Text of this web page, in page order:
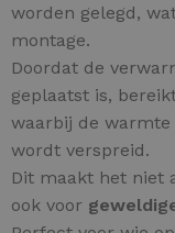
worden gelegd,
montage.
Doordat de
geplaatst is,
waarbij de
wordt verspreid.
Dit maakt het niet
ook voor